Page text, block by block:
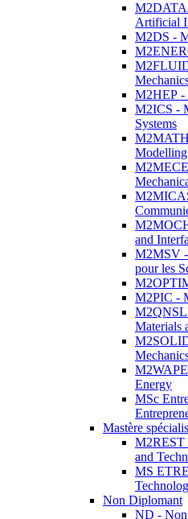
Artificial
M2DS -
M2HEP -
M2ICS -
Systems
Modelling
and
M2MSV
pour les
M2PIC -
Materials
Energy
MSc
Mastère
M2REST
and
MS
Non Diplomant
ND -